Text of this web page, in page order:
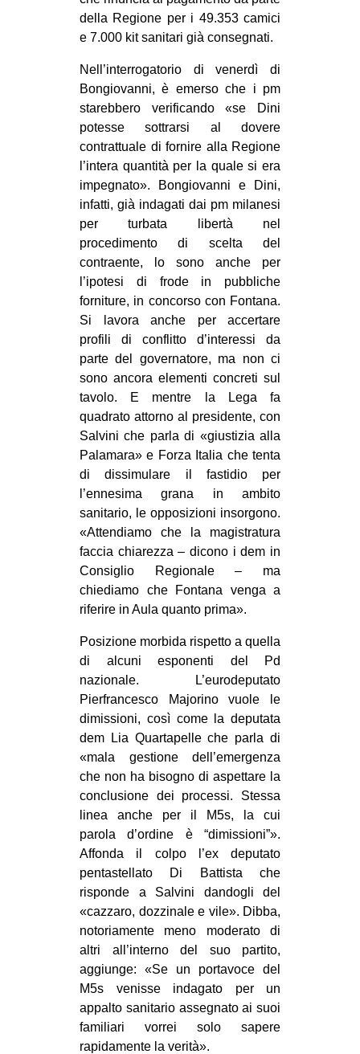
della Regione per i 49.353 camici
e 7.000 kit sanitari già consegnati.
Nell’interrogatorio di venerdì di
Bongiovanni, è emerso che i pm
starebbero verificando «se Dini
potesse sottrarsi al dovere
contrattuale di fornire alla Regione
l’intera quantità per la quale si era
impegnato». Bongiovanni e Dini,
infatti, già indagati dai pm milanesi
per turbata libertà nel
procedimento di scelta del
contraente, lo sono anche per
l’ipotesi di frode in pubbliche
forniture, in concorso con Fontana.
Si lavora anche per accertare
profili di conflitto d’interessi da
parte del governatore, ma non ci
sono ancora elementi concreti sul
tavolo. E mentre la Lega fa
quadrato attorno al presidente, con
Salvini che parla di «giustizia alla
Palamara» e Forza Italia che tenta
di dissimulare il fastidio per
l’ennesima grana in ambito
sanitario, le opposizioni insorgono.
«Attendiamo che la magistratura
faccia chiarezza – dicono i dem in
Consiglio Regionale – ma
chiediamo che Fontana venga a
riferire in Aula quanto prima».
Posizione morbida rispetto a quella
di alcuni esponenti del Pd
nazionale. L’eurodeputato
Pierfrancesco Majorino vuole le
dimissioni, così come la deputata
dem Lia Quartapelle che parla di
«mala gestione dell’emergenza
che non ha bisogno di aspettare la
conclusione dei processi. Stessa
linea anche per il M5s, la cui
parola d’ordine è “dimissioni”».
Affonda il colpo l’ex deputato
pentastellato Di Battista che
risponde a Salvini dandogli del
«cazzaro, dozzinale e vile». Dibba,
notoriamente meno moderato di
altri all’interno del suo partito,
aggiunge: «Se un portavoce del
M5s venisse indagato per un
appalto sanitario assegnato ai suoi
familiari vorrei solo sapere
rapidamente la verità».